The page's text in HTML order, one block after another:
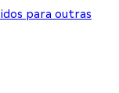
para outras